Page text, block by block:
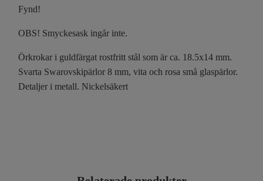
Fynd!
OBS! Smyckesask ingår inte.
Örkrokar i guldfärgat rostfritt stål som är ca. 18.5x14 mm.
Svarta Swarovskipärlor 8 mm, vita och rosa små glaspärlor.
Detaljer i metall. Nickelsäkert